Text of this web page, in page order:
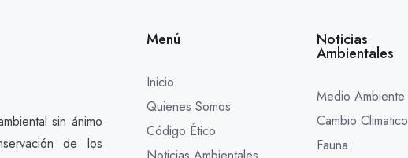
sin ánimo
de los
Menú
Inicio
Quienes Somos
Código Ético
Noticias
Ambientales
Medio Ambiente
Cambio Climatico
Fauna